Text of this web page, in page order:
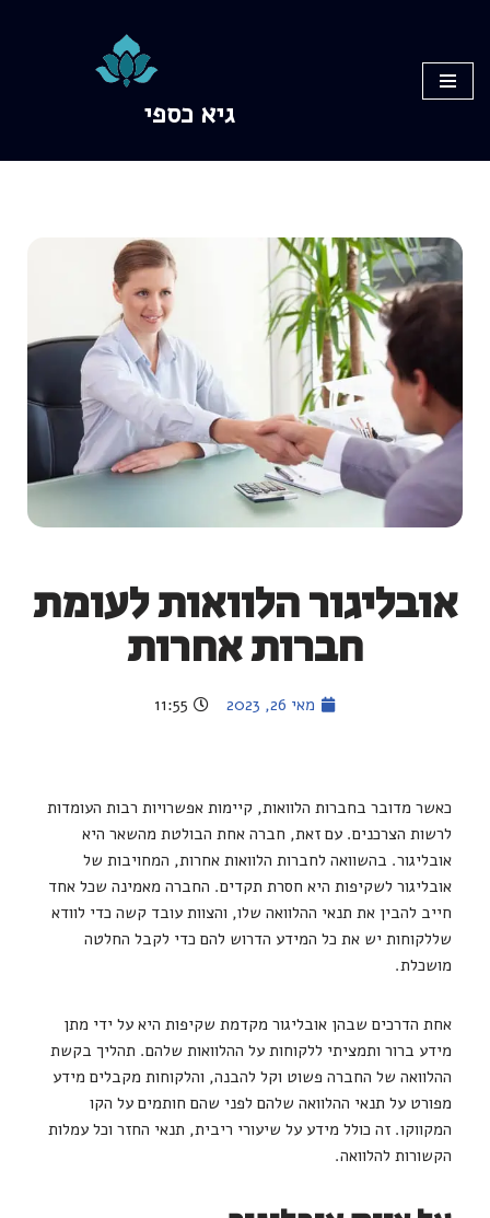
Skip
גיא כספי
אובליגור הלוואות לעומת
חברות אחרות
מאי 26, 2023 11:55
כאשר מדובר בחברות הלוואות, קיימות אפשרויות רבות העומדות
לרשות הצרכנים. עם זאת, חברה אחת הבולטת מהשאר היא
אובליגור. בהשוואה לחברות הלוואות אחרות, המחויבות של
אובליגור לשקיפות היא חסרת תקדים. החברה מאמינה שכל אחד
חייב להבין את תנאי ההלוואה שלו, והצוות עובד קשה כדי לוודא
שללקוחות יש את כל המידע הדרוש להם כדי לקבל החלטה
מושכלת.
אחת הדרכים שבהן אובליגור מקדמת שקיפות היא על ידי מתן
מידע ברור ותמציתי ללקוחות על ההלוואות שלהם. תהליך בקשת
ההלוואה של החברה פשוט וקל להבנה, והלקוחות מקבלים מידע
מפורט על תנאי ההלוואה שלהם לפני שהם חותמים על הקו
המקווקו. זה כולל מידע על שיעורי ריבית, תנאי החזר וכל עמלות
הקשורות להלוואה.